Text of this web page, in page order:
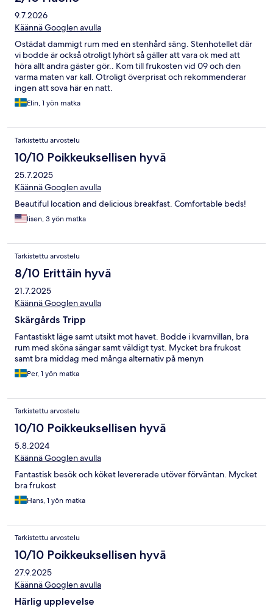
9.7.2026
Käännä Googlen avulla
Ostädat dammigt rum med en stenhård säng. Stenhotellet där
vi bodde är också otroligt lyhört så gäller att vara ok med att
höra allt andra gäster gör.. Kom till frukosten vid 09 och den
varma maten var kall. Otroligt överprisat och rekommenderar
ingen att sova här en natt.
Elin, 1 yön matka
Tarkistettu arvostelu
10/10 Poikkeuksellisen hyvä
25.7.2025
Käännä Googlen avulla
Beautiful location and delicious breakfast. Comfortable beds!
lisen, 3 yön matka
Tarkistettu arvostelu
8/10 Erittäin hyvä
21.7.2025
Käännä Googlen avulla
Skärgårds Tripp
Fantastiskt läge samt utsikt mot havet. Bodde i kvarnvillan, bra
rum med sköna sängar samt väldigt tyst. Mycket bra frukost
samt bra middag med många alternativ på menyn
Per, 1 yön matka
Tarkistettu arvostelu
10/10 Poikkeuksellisen hyvä
5.8.2024
Käännä Googlen avulla
Fantastisk besök och köket levererade utöver förväntan. Mycket
bra frukost
Hans, 1 yön matka
Tarkistettu arvostelu
10/10 Poikkeuksellisen hyvä
27.9.2025
Käännä Googlen avulla
Härlig upplevelse